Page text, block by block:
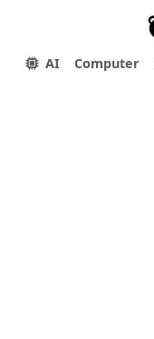
AI Computer